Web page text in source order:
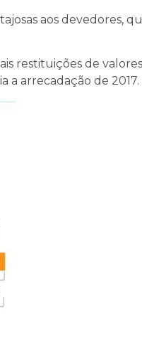
aos devedores,
restituições de valores
a arrecadação de 2017.